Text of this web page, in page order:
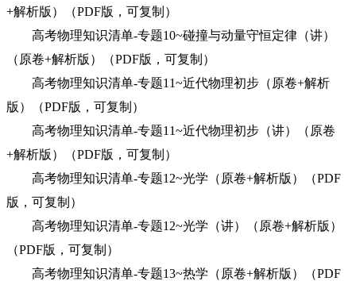
+解析版）（PDF版，可复制）
高考物理知识清单-专题10~碰撞与动量守恒定律（讲）
（原卷+解析版）（PDF版，可复制）
高考物理知识清单-专题11~近代物理初步（原卷+解析
版）（PDF版，可复制）
高考物理知识清单-专题11~近代物理初步（讲）（原卷
+解析版）（PDF版，可复制）
高考物理知识清单-专题12~光学（原卷+解析版）（PDF
版，可复制）
高考物理知识清单-专题12~光学（讲）（原卷+解析版）
（PDF版，可复制）
高考物理知识清单-专题13~热学（原卷+解析版）（PDF